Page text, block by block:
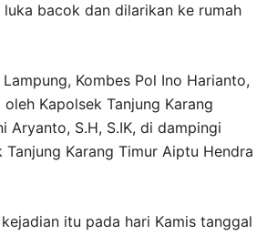
bacok dan dilarikan ke rumah
Kombes Pol Ino Harianto,
Kapolsek Tanjung Karang
Aryanto, S.H, S.IK, di dampingi
Tanjung Karang Timur Aiptu Hendra
itu pada hari Kamis tanggal